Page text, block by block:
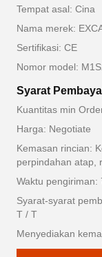
Tempat asal: Cina
Nama merek:
Sertifikasi: CE
Nomor model:
Syarat
Kuantitas min
Harga: Negotiate
Kemasan rincian:
perpindahan atap,
Waktu pengiriman:
Syarat-syarat
T / T
Menyediakan